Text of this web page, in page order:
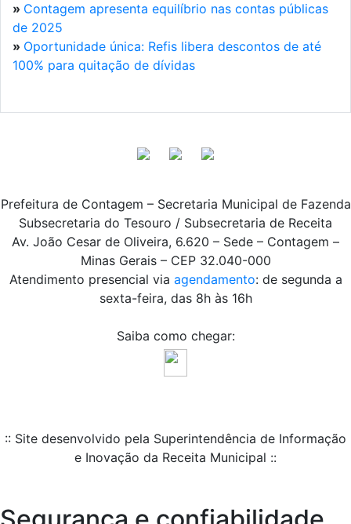
» Contagem apresenta equilíbrio nas contas públicas
de 2025
» Oportunidade única: Refis libera descontos de até
100% para quitação de dívidas
Prefeitura de Contagem – Secretaria Municipal de Fazenda
Subsecretaria do Tesouro / Subsecretaria de Receita
Av. João Cesar de Oliveira, 6.620 – Sede – Contagem –
Minas Gerais – CEP 32.040-000
Atendimento presencial via agendamento: de segunda a
sexta-feira, das 8h às 16h
Saiba como chegar:
:: Site desenvolvido pela Superintendência de Informação
e Inovação da Receita Municipal ::